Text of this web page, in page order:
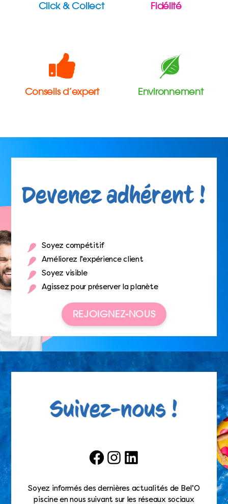
Click & Collect
Conseils d’expert
Fidélité
Environnement
Soyez compétitif
Améliorez l’expérience client
Soyez visible
Agissez pour préserver la planète
REJOIGNEZ-NOUS
FacebookInstagramLinkedIn
Soyez informés des dernières actualités de Bel’O
piscine en nous suivant sur les réseaux sociaux